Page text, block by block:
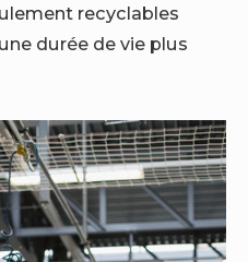
recyclables
durée de vie plus